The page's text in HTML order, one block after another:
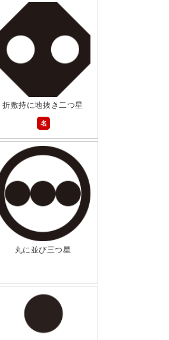
折敷持に地抜き二つ星
名
丸に並び三つ星